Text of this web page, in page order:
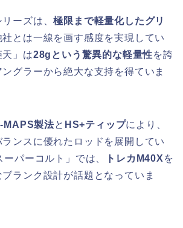
リーズは、極限まで軽量化したグリ
社とは一線を画す感度を実現してい
天」は28gという驚異的な軽量性を誇
グラーから絶大な支持を得ていま
MAPS製法と HS+ティップにより、
ンスに優れたロッドを展開してい
パーコルト」では、
トレカM40X を
ランク設計が話題となっていま